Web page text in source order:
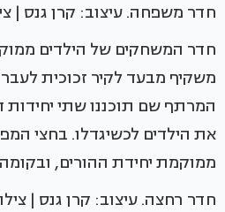
חדר משפחה. עיצוב: קרן גנס |
חדר המשחקים של הילדים
משקיף מבעד לקיר זכוכית
המרתף שם תוכננו שתי
את הילדים לכשיגדלו. בחצי
ממוקמת יחידת ההורים,
חדר רחצה. עיצוב: קרן גנס |